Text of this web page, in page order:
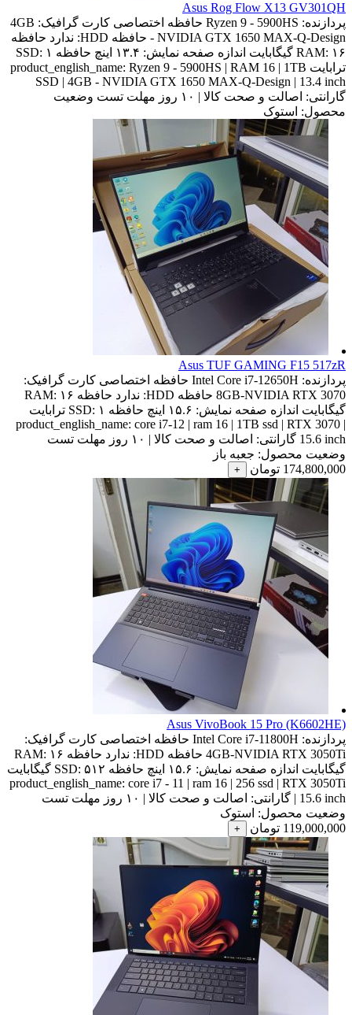
Asus Rog Flow X13 GV301QH
پردازنده: Ryzen 9 - 5900HS حافظه اختصاصی کارت گرافیک: 4GB
- NVIDIA GTX 1650 MAX-Q-Design حافظه HDD: ندارد حافظه
RAM: ۱۶ گیگابایت اندازه صفحه نمایش: ۱۳.۴ اینچ حافظه SSD: ۱
ترابایت
product_english_name: Ryzen 9 - 5900HS | RAM 16 | 1TB
SSD | 4GB - NVIDIA GTX 1650 MAX-Q-Design | 13.4 inch
گارانتی: اصالت و صحت کالا | ۱۰ روز مهلت تست
وضعیت
محصول: استوک
Asus TUF GAMING F15 517zR
پردازنده: Intel Core i7-12650H حافظه اختصاصی کارت گرافیک:
8GB-NVIDIA RTX 3070 حافظه HDD: ندارد حافظه RAM: ۱۶
گیگابایت اندازه صفحه نمایش: ۱۵.۶ اینچ حافظه SSD: ۱ ترابایت
product_english_name: core i7-12 | ram 16 | 1TB ssd | RTX 3070 |
15.6 inch گارانتی: اصالت و صحت کالا | ۱۰ روز مهلت تست
وضعیت محصول: جعبه باز
174,800,000 تومان +
Asus VivoBook 15 Pro (K6602HE)
پردازنده: Intel Core i7-11800H حافظه اختصاصی کارت گرافیک:
4GB-NVIDIA RTX 3050Ti حافظه HDD: ندارد حافظه RAM: ۱۶
گیگابایت اندازه صفحه نمایش: ۱۵.۶ اینچ حافظه SSD: ۵۱۲ گیگابایت
product_english_name: core i7 - 11 | ram 16 | 256 ssd | RTX 3050Ti
| 15.6 inch گارانتی: اصالت و صحت کالا | ۱۰ روز مهلت تست
وضعیت محصول: استوک
119,000,000 تومان +